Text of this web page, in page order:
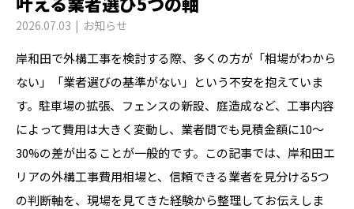
2026.07.03 お知らせ
岸和田で外構工事を検討する際、多くの方が「相場がわから
ない」「業者選びの基準がない」という不安を抱えていま
す。駐車場の拡張、フェンスの新設、庭造成など、工事内容
によって費用は大きく変動し、業者間でも見積金額に10〜
30%の差が出ることが一般的です。この記事では、岸和田エ
リアの外構工事費用相場と、信頼できる業者を見分ける5つ
の判断軸を、現場を見てきた経験から整理してお伝えしま